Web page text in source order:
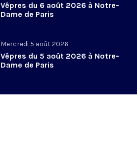
Vêpres du 6 août 2026 à Notre-
Dame de Paris
Mercredi 5 août 2026
Vêpres du 5 août 2026 à Notre-
Dame de Paris